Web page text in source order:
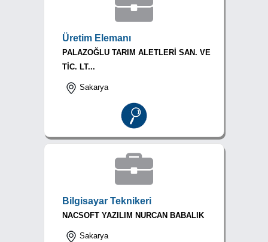
Üretim Elemanı
PALAZOĞLU TARIM ALETLERİ SAN. VE
TİC. LT...
Sakarya
Bilgisayar Teknikeri
NACSOFT YAZILIM NURCAN BABALIK
Sakarya